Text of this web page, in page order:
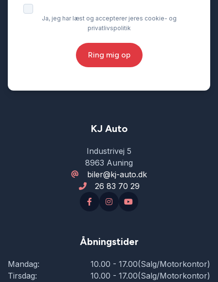
Ja, jeg har læst og accepterer jeres cookie- og
privatlivspolitik
Ring mig op
KJ Auto
Industrivej 5
8963 Auning
biler@kj-auto.dk
26 83 70 29
Åbningstider
Mandag:
10.00 - 17.00(Salg/Motorkontor)
Tirsdag:
10.00 - 17.00(Salg/Motorkontor)